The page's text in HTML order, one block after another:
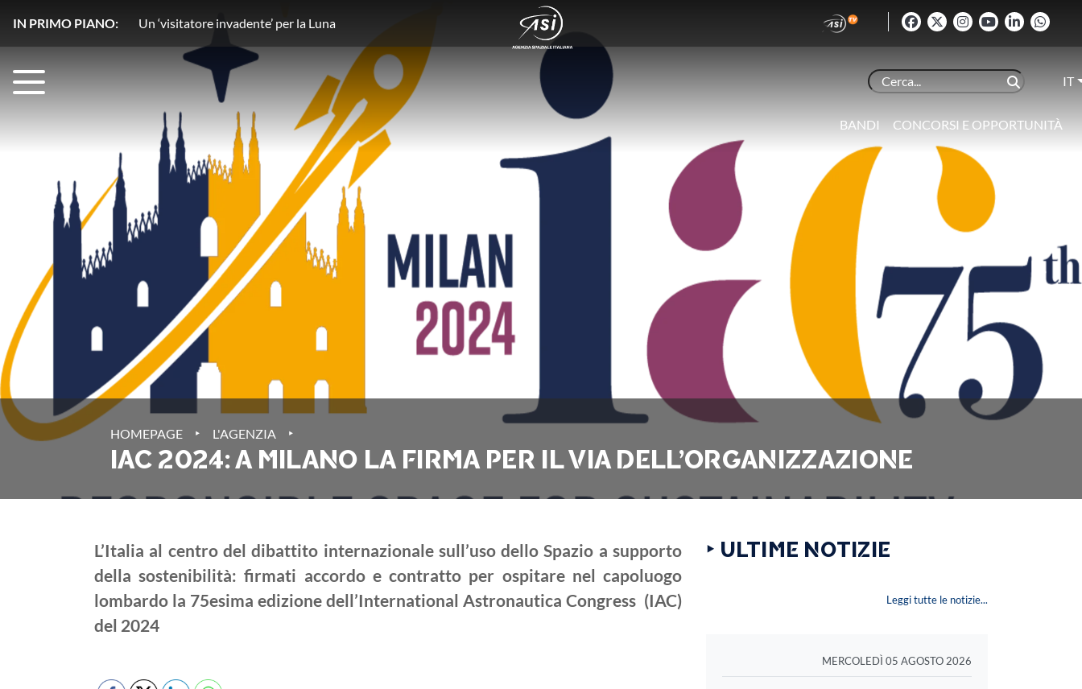
IN PRIMO PIANO: Un copilota ‘stellare’ rivoluziona l’osservazione del cosmo
IT
BANDI CONCORSI E OPPORTUNITÀ
HOMEPAGE ‣ L'AGENZIA ‣
IAC 2024: A MILANO LA FIRMA PER IL VIA DELL’ORGANIZZAZIONE
L’Italia al centro del dibattito internazionale sull’uso dello Spazio a supporto
della sostenibilità: firmati accordo e contratto per ospitare nel capoluogo
lombardo la 75esima edizione dell’International Astronautica Congress (IAC)
del 2024
‣ ULTIME NOTIZIE
Leggi tutte le notizie...
MERCOLEDÌ 05 AGOSTO 2026